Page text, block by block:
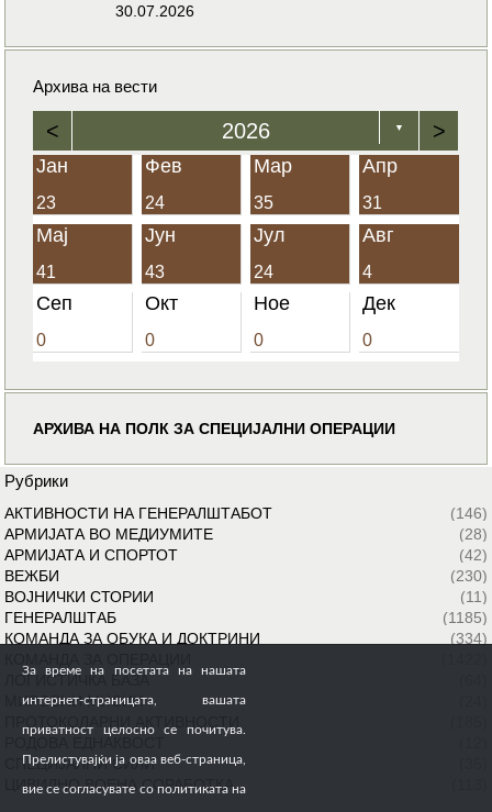
30.07.2026
Архива на вести
< 2026 ▼ >
Јан
23
Фев
24
Мар
35
Апр
31
Мај
41
Јун
43
Јул
24
Авг
4
Сеп
0
Окт
0
Ное
0
Дек
0
АРХИВА НА ПОЛК ЗА СПЕЦИЈАЛНИ ОПЕРАЦИИ
Рубрики
АКТИВНОСТИ НА ГЕНЕРАЛШТАБОТ
(146)
АРМИЈАТА ВО МЕДИУМИТЕ
(28)
АРМИЈАТА И СПОРТОТ
(42)
ВЕЖБИ
(230)
ВОЈНИЧКИ СТОРИИ
(11)
ГЕНЕРАЛШТАБ
(1185)
КОМАНДА ЗА ОБУКА И ДОКТРИНИ
(334)
ЛОГИСТИЧКА БАЗА
МИРОВНИ МИСИИ
СПЕЦИЈАЛНИ СИЛИ
ЦИВИЛНО ВОЕНА СОРАБОТКА
За време на посетата на нашата
интернет-страницата, вашата
приватност целосно се почитува.
Прелистувајќи ја оваа веб-страница,
вие се согласувате со политиката на